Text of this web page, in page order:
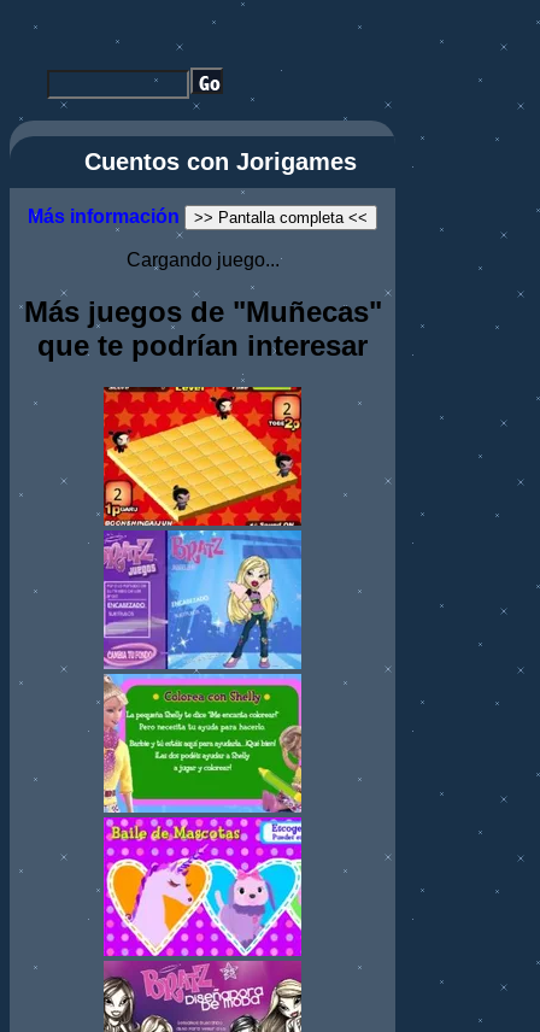
Cuentos con Jorigames
Más información >> Pantalla completa <<
Cargando juego...
Más juegos de "Muñecas"
que te podrían interesar